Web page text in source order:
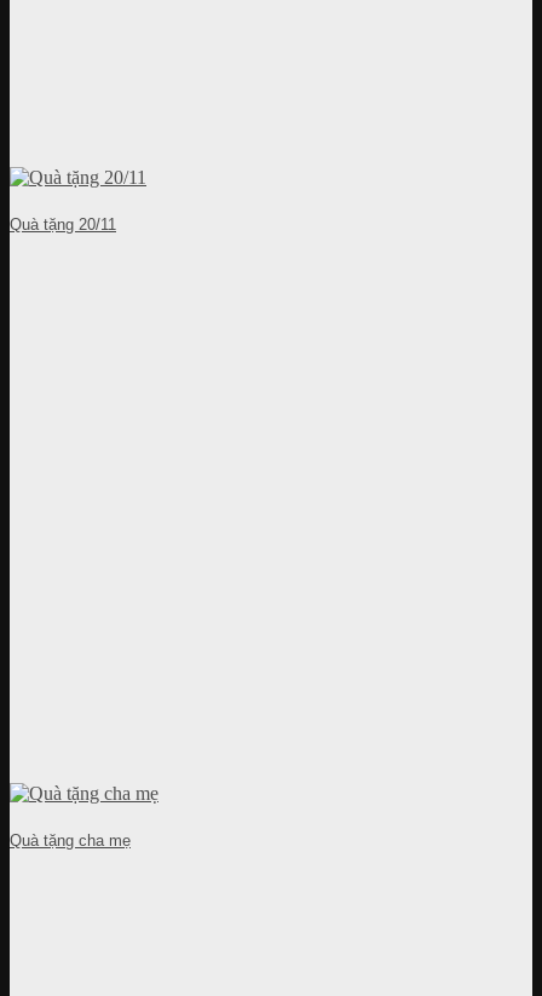
Quà tặng 20/11
Quà tặng cha mẹ